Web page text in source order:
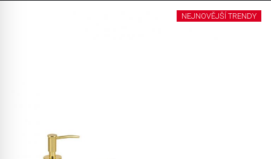
NEJNOVĚJŠÍ TRENDY